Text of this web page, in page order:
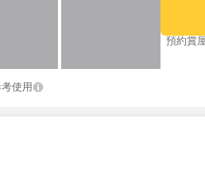
使用
預約賞